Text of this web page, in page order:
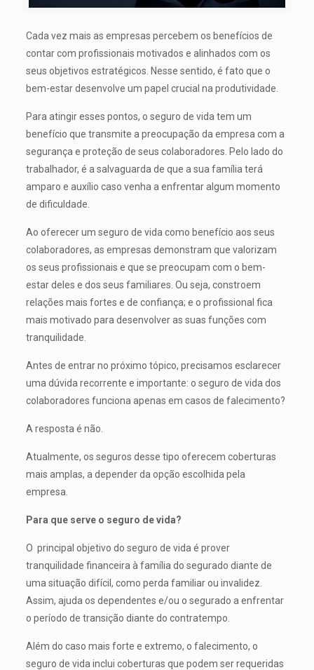
Cada vez mais as empresas percebem os benefícios de
contar com profissionais motivados e alinhados com os
seus objetivos estratégicos. Nesse sentido, é fato que o
bem-estar desenvolve um papel crucial na produtividade.
Para atingir esses pontos, o seguro de vida tem um
benefício que transmite a preocupação da empresa com a
segurança e proteção de seus colaboradores. Pelo lado do
trabalhador, é a salvaguarda de que a sua família terá
amparo e auxílio caso venha a enfrentar algum momento
de dificuldade.
Ao oferecer um seguro de vida como benefício aos seus
colaboradores, as empresas demonstram que valorizam
os seus profissionais e que se preocupam com o bem-
estar deles e dos seus familiares. Ou seja, constroem
relações mais fortes e de confiança; e o profissional fica
mais motivado para desenvolver as suas funções com
tranquilidade.
Antes de entrar no próximo tópico, precisamos esclarecer
uma dúvida recorrente e importante: o seguro de vida dos
colaboradores funciona apenas em casos de falecimento?
A resposta é não.
Atualmente, os seguros desse tipo oferecem coberturas
mais amplas, a depender da opção escolhida pela
empresa.
Para que serve o seguro de vida?
O principal objetivo do seguro de vida é prover
tranquilidade financeira à família do segurado diante de
uma situação difícil, como perda familiar ou invalidez.
Assim, ajuda os dependentes e/ou o segurado a enfrentar
o período de transição diante do contratempo.
Além do caso mais forte e extremo, o falecimento, o
seguro de vida inclui coberturas que podem ser requeridas